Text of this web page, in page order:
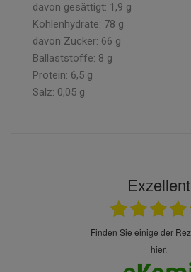
davon gesättigt: 1,9 g
Kohlenhydrate: 78 g
davon Zucker: 66 g
Ballaststoffe: 8 g
Protein: 6,5 g
Salz: 0,05 g
Exzellent
finden Sie einige der Rezensionen
hier.